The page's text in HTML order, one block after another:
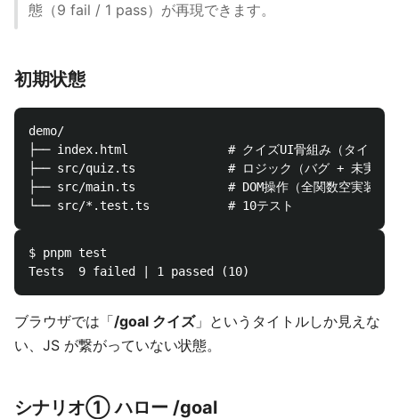
態（9 fail / 1 pass）が再現できます。
初期状態
demo/
├── index.html              # クイズUI骨組み（タイトルし
├── src/quiz.ts             # ロジック（バグ + 未実装
├── src/main.ts             # DOM操作（全関数空実装）
$ pnpm test
ブラウザでは「/goal クイズ」というタイトルしか見えな
い、JS が繋がっていない状態。
シナリオ① ハロー /goal